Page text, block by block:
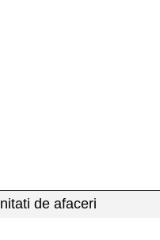
de afaceri